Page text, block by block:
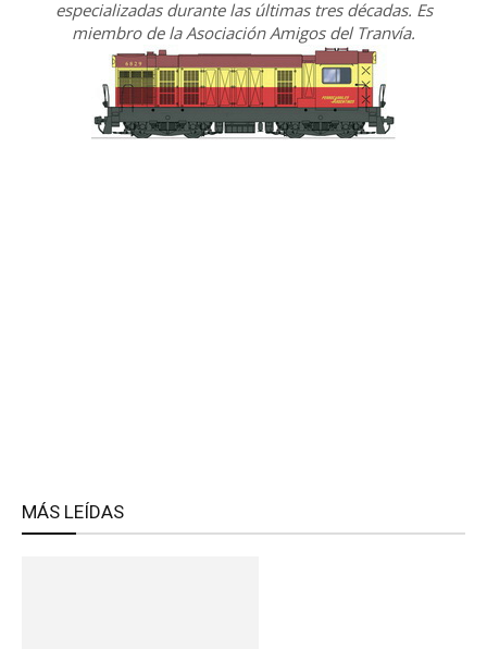
especializadas durante las últimas tres décadas. Es
miembro de la Asociación Amigos del Tranvía.
MÁS LEÍDAS